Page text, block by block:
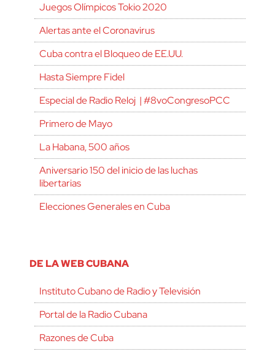
Juegos Olímpicos Tokio 2020
Alertas ante el Coronavirus
Cuba contra el Bloqueo de EE.UU.
Hasta Siempre Fidel
Especial de Radio Reloj | #8voCongresoPCC
Primero de Mayo
La Habana, 500 años
Aniversario 150 del inicio de las luchas
libertarias
Elecciones Generales en Cuba
DE LA WEB CUBANA
Instituto Cubano de Radio y Televisión
Portal de la Radio Cubana
Razones de Cuba